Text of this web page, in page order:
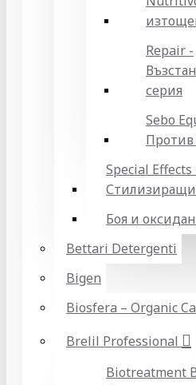
Repair -
серия
Sebo
Против
Special Effects
Боя и
Bettari Detergenti
Bigen
Biosfera – Organic
Brelil Professional
Biotreatment